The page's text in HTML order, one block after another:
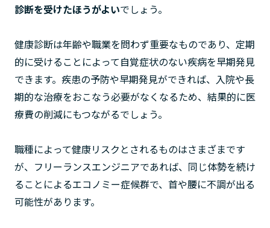
診断を受けたほうがよいでしょう。
健康診断は年齢や職業を問わず重要なものであり、定期
的に受けることによって自覚症状のない疾病を早期発見
できます。疾患の予防や早期発見ができれば、入院や長
期的な治療をおこなう必要がなくなるため、結果的に医
療費の削減にもつながるでしょう。
職種によって健康リスクとされるものはさまざまです
が、フリーランスエンジニアであれば、同じ体勢を続け
ることによるエコノミー症候群で、首や腰に不調が出る
可能性があります。